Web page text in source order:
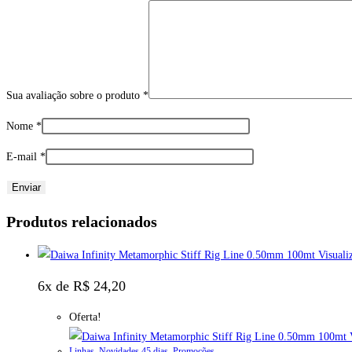
Sua avaliação sobre o produto *
Nome *
E-mail *
Produtos relacionados
6x de R$ 24,20
Oferta!